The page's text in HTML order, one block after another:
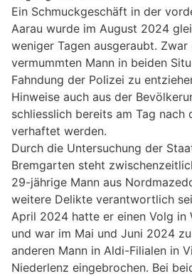
Ein Schmuckgeschäft in der
Aarau wurde im August 2024
weniger Tagen ausgeraubt. Zwar
vermummten Mann in beiden
Fahndung der Polizei zu
Hinweise auch aus der
schliesslich bereits am Tag nach
verhaftet werden.
Durch die Untersuchung der
Bremgarten steht
29-jährige Mann aus
weitere Delikte verantwortlich
April 2024 hatte er einen Volg in
und war im Mai und Juni 2024
anderen Mann in Aldi-Filialen in
Niederlenz eingebrochen. Bei